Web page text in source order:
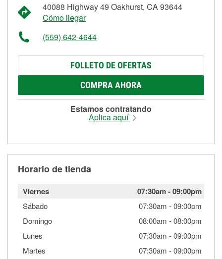
40088 Highway 49 Oakhurst, CA 93644
Cómo llegar
(559) 642-4644
FOLLETO DE OFERTAS
COMPRA AHORA
Estamos contratando
Aplica aquí
Horario de tienda
Viernes 07:30am-09:00pm
Sábado 07:30am -09:00pm
Domingo
08:00am -08:00pm
Lunes
07:30am -09:00pm
Martes
07:30am -09:00pm